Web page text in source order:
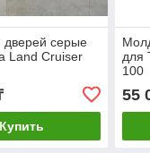
дверей серые
Land Cruiser
Купить
для
100
55